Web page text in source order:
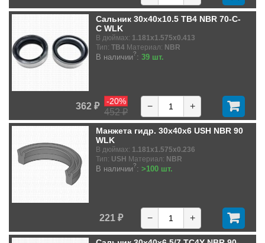
Сальник 30x40x10.5 TB4 NBR 70-C-
C WLK
В дюймах: 1.181x1.575x0.413
Тип: TB4 Материал: NBR
В наличии?: 39 шт.
362 ₽
452 ₽
-20% − +
Манжета гидр. 30x40x6 USH NBR 90
WLK
В дюймах: 1.181x1.575x0.236
Тип: USH Материал: NBR
В наличии?: >100 шт.
221 ₽ − +